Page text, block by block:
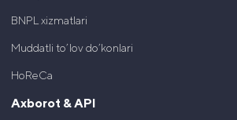
BNPL xizmatlari
Muddatli to’lov do’konlari
HoReCa
Axborot & API